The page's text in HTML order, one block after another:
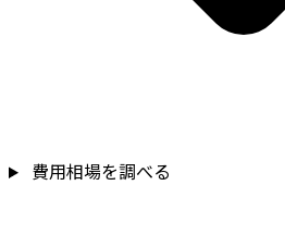
費用相場を調べる